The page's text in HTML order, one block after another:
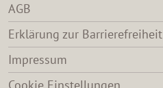
AGB
Erklärung zur Barrierefreiheit
Impressum